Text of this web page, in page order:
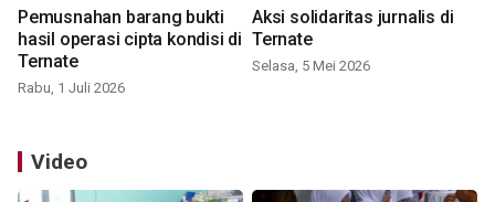
Pemusnahan barang bukti
hasil operasi cipta kondisi di
Ternate
Rabu, 1 Juli 2026
Aksi solidaritas jurnalis di
Ternate
Selasa, 5 Mei 2026
Video